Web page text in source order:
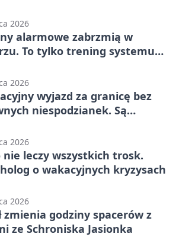
2026
alarmowe zabrzmią w
To tylko trening systemu
2026
wyjazd za granicę bez
niespodzianek. Są
2026
nie leczy wszystkich trosk.
o wakacyjnych kryzysach
2026
zmienia godziny spacerów z
ze Schroniska Jasionka